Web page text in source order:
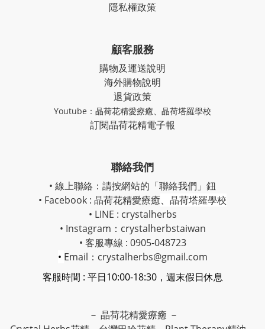
隱私權政策
顧客服務
購物及運送說明
海外購物說明
退貨政策
Youtube： 晶荷花精愛療癒、 晶荷塔羅學校
訂閱晶荷花精電子報
聯絡我們
• 線上聯絡：請按網站的「聯絡我們」鈕
• Facebook : 晶荷花精愛療癒、 晶荷塔羅學校
• LINE : crystalherbs
• Instagram： crystalherbstaiwan
• 客服專線 : 0905-048723
• Email：crystalherbs@gmail.com
客服時間 : 平日10:00-18:30，週末假日休息
－ 晶荷花精愛療癒 －